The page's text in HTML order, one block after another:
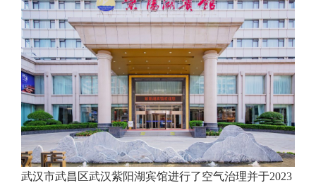
武汉市武昌区武汉紫阳湖宾馆进行了空气治理并于2023